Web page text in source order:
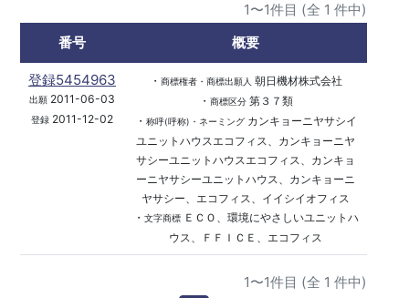
1〜1件目 (全 1 件中)
番号
概要
登録5454963
出願 2011-06-03
登録 2011-12-02
・ 商標権者・商標出願人 朝日機材株式会社
・ 商標区分第３７類
・ 称呼(呼称)・ネーミングカンキョーニヤサシイ
ユニットハウスエコフィス、カンキョーニヤ
サシーユニットハウスエコフィス、カンキョ
ーニヤサシーユニットハウス、カンキョーニ
ヤサシー、エコフィス、イイシイオフィス
・ 文字商標ＥＣＯ、環境にやさしいユニットハ
ウス、ＦＦＩＣＥ、エコフィス
1〜1件目 (全 1 件中)